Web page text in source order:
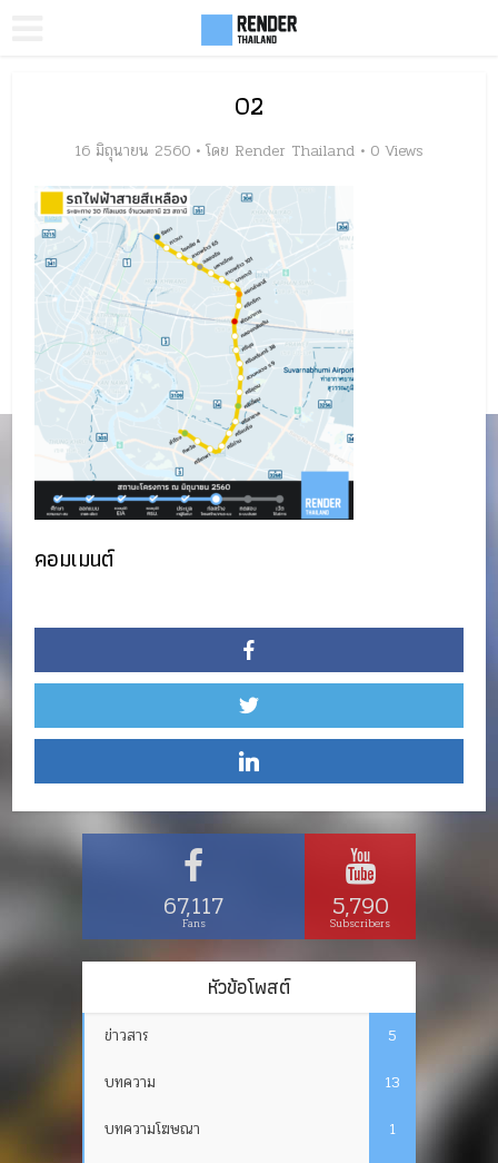
02
16 มิถุนายน 2560 โดย Render Thailand 0 Views
คอมเมนต์
67,117
Fans 5,790
Subscribers
หัวข้อโพสต์
ข่าวสาร
5
บทความ
13
บทความโฆษณา
1